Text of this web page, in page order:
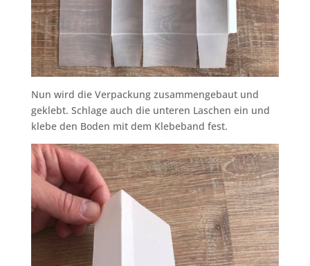
Nun wird die Verpackung zusammengebaut und
geklebt. Schlage auch die unteren Laschen ein und
klebe den Boden mit dem Klebeband fest.